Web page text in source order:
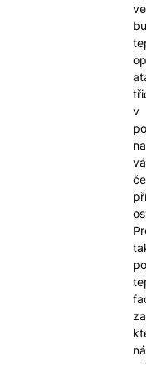
v
na
za